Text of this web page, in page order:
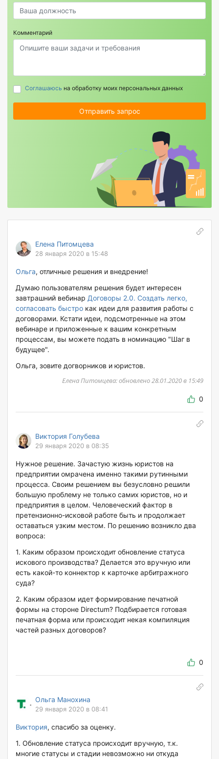
Комментарий
Соглашаюсь на обработку моих персональных данных
Отправить запрос
Елена Питомцева
28 января 2020 в 15:48
Ольга, отличные решения и внедрение!
Думаю пользователям решения будет интересен
завтрашний вебинар Договоры 2.0. Создать легко,
согласовать быстро как идеи для развития работы с
договорами. Кстати идеи, подсмотренные на этом
вебинаре и приложенные к вашим конкретным
процессам, вы можете подать в номинацию "Шаг в
будущее".
Ольга, зовите догворников и юристов.
Елена Питомцева: обновлено 28.01.2020 в 15:49
0
Виктория Голубева
29 января 2020 в 08:35
Нужное решение. Зачастую жизнь юристов на
предприятии омрачена именно такими рутинными
процесса. Своим решением вы безусловно решили
большую проблему не только самих юристов, но и
предприятия в целом. Человеческий фактор в
претензионно-исковой работе быть и продолжает
оставаться узким местом. По решению возникло два
вопроса:
1. Каким образом происходит обновление статуса
искового производства? Делается это вручную или
есть какой-то коннектор к карточке арбитражного
суда?
2. Каким образом идет формирование печатной
формы на стороне Directum? Подбирается готовая
печатная форма или происходит некая компиляция
частей разных договоров?
0
Ольга Манохина
29 января 2020 в 08:41
Виктория, спасибо за оценку.
1. Обновление статуса происходит вручную, т.к.
многие статусы и стадии невозможно ни откуда